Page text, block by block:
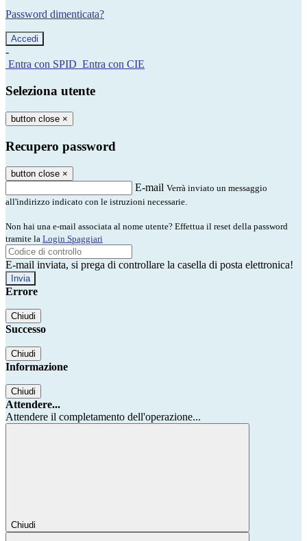
Password dimenticata?
-
Entra con SPID Entra con CIE
Seleziona utente
button close ×
Recupero password
button close ×
E-mail Verrà inviato un messaggio
all'indirizzo indicato con le istruzioni necessarie.
Non hai una e-mail associata al nome utente? Effettua il reset della password
tramite la Login Spaggiari
E-mail inviata, si prega di controllare la casella di posta elettronica!
Errore
Chiudi
Successo
Chiudi
Informazione
Chiudi
Attendere...
Attendere il completamento dell'operazione...
Chiudi